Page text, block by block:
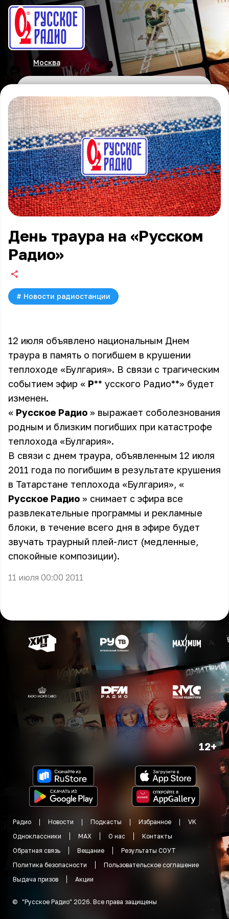
Москва
День траура на «Русском
Радио»
# Новости радиостанции
12 июля объявлено национальным Днем
траура в память о погибшем в крушении
теплоходе «Булгария». В связи с трагическим
событием эфир « Р** усского Радио**» будет
изменен.
« Русское Радио » выражает соболезнования
родным и близким погибших при катастрофе
теплохода «Булгария».
В связи с днем траура, объявленным 12 июля
2011 года по погибшим в результате крушения
в Татарстане теплохода «Булгария», «
Русское Радио » снимает с эфира все
развлекательные программы и рекламные
блоки, в течение всего дня в эфире будет
звучать траурный плей-лист (медленные,
спокойные композиции).
11 июля 00:00 2011
12+
Радио Новости Подкасты Избранное
VK
Одноклассники
MAX О нас
Контакты
Обратная связь
Вещание
Результаты СОУТ
Политика безопасности
Пользовательское соглашение
Выдача призов
Акции
© "Русское Радио" 2026. Все права защищены